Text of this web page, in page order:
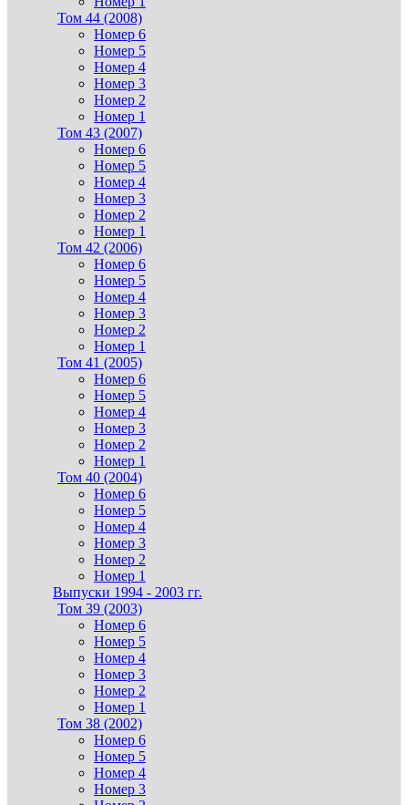
Том 44 (2008)
Номер 6
Номер 5
Номер 4
Номер 3
Номер 2
Номер 1
Том 43 (2007)
Номер 6
Номер 5
Номер 4
Номер 3
Номер 2
Номер 1
Том 42 (2006)
Номер 6
Номер 5
Номер 4
Номер 3
Номер 2
Номер 1
Том 41 (2005)
Номер 6
Номер 5
Номер 4
Номер 3
Номер 2
Номер 1
Том 40 (2004)
Номер 6
Номер 5
Номер 4
Номер 3
Номер 2
Номер 1
Выпуски 1994 - 2003 гг.
Том 39 (2003)
Номер 6
Номер 5
Номер 4
Номер 3
Номер 2
Номер 1
Том 38 (2002)
Номер 6
Номер 5
Номер 4
Номер 3